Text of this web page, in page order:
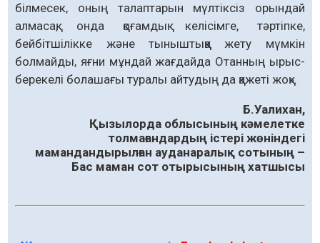
білмесек, оның талаптарын мүлтіксіз орындай
алмасақ, онда қоғамдық келісімге, тәртіпке,
бейбітшілікке және тыныштыққа жету мүмкін
болмайды, яғни мұндай жағдайда Отанның ырыс-
берекелі болашағы туралы айтудың да қажеті жоқ».
Б.Уалихан,
Қызылорда облысының кәмелетке
толмағандардың істері жөніндегі
мамандандырылған ауданаралық сотының –
Бас маман сот отырысының хатшысы